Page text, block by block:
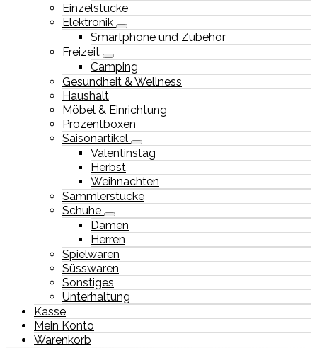
Einzelstücke
Elektronik
Smartphone und Zubehör
Freizeit
Camping
Gesundheit & Wellness
Haushalt
Möbel & Einrichtung
Prozentboxen
Saisonartikel
Valentinstag
Herbst
Weihnachten
Sammlerstücke
Schuhe
Damen
Herren
Spielwaren
Süsswaren
Sonstiges
Unterhaltung
Kasse
Mein Konto
Warenkorb